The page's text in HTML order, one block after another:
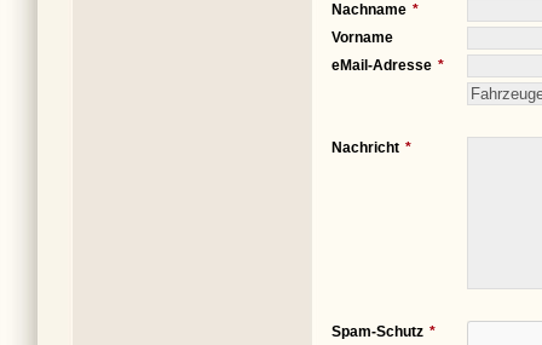
Nachname
Vorname
eMail-Adresse
Nachricht
Spam-Schutz